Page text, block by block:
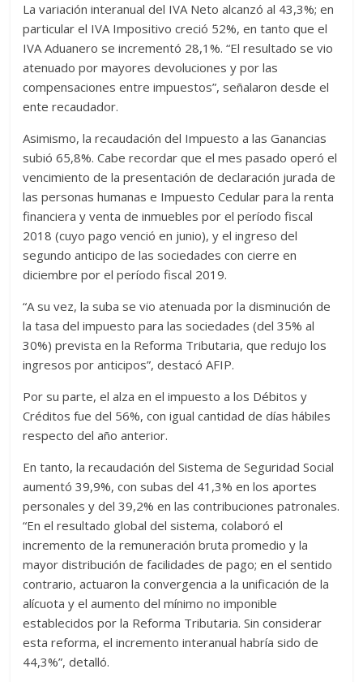
La variación interanual del IVA Neto alcanzó al 43,3%; en
particular el IVA Impositivo creció 52%, en tanto que el
IVA Aduanero se incrementó 28,1%. “El resultado se vio
atenuado por mayores devoluciones y por las
compensaciones entre impuestos”, señalaron desde el
ente recaudador.
Asimismo, la recaudación del Impuesto a las Ganancias
subió 65,8%. Cabe recordar que el mes pasado operó el
vencimiento de la presentación de declaración jurada de
las personas humanas e Impuesto Cedular para la renta
financiera y venta de inmuebles por el período fiscal
2018 (cuyo pago venció en junio), y el ingreso del
segundo anticipo de las sociedades con cierre en
diciembre por el período fiscal 2019.
“A su vez, la suba se vio atenuada por la disminución de
la tasa del impuesto para las sociedades (del 35% al
30%) prevista en la Reforma Tributaria, que redujo los
ingresos por anticipos”, destacó AFIP.
Por su parte, el alza en el impuesto a los Débitos y
Créditos fue del 56%, con igual cantidad de días hábiles
respecto del año anterior.
En tanto, la recaudación del Sistema de Seguridad Social
aumentó 39,9%, con subas del 41,3% en los aportes
personales y del 39,2% en las contribuciones patronales.
“En el resultado global del sistema, colaboró el
incremento de la remuneración bruta promedio y la
mayor distribución de facilidades de pago; en el sentido
contrario, actuaron la convergencia a la unificación de la
alícuota y el aumento del mínimo no imponible
establecidos por la Reforma Tributaria. Sin considerar
esta reforma, el incremento interanual habría sido de
44,3%”, detalló.